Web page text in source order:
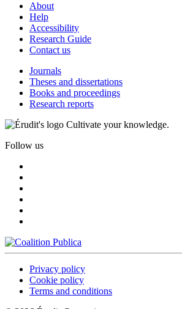
About
Help
Accessibility
Research Guide
Contact us
Journals
Theses and dissertations
Books and proceedings
Research reports
Cultivate your knowledge.
Follow us
Privacy policy
Cookie policy
Terms and conditions